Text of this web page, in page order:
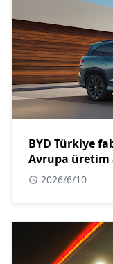
BYD Türkiye
Avrupa üretim
2026/6/10